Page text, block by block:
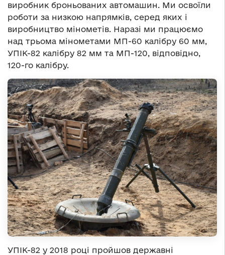
виробник броньованих автомашин. Ми освоїли
роботи за низкою напрямків, серед яких і
виробництво мінометів. Наразі ми працюємо
над трьома мінометами МП-60 калібру 60 мм,
УПІК-82 калібру 82 мм та МП-120, відповідно,
120-го калібру.
УПІК-82 у 2018 році пройшов державні